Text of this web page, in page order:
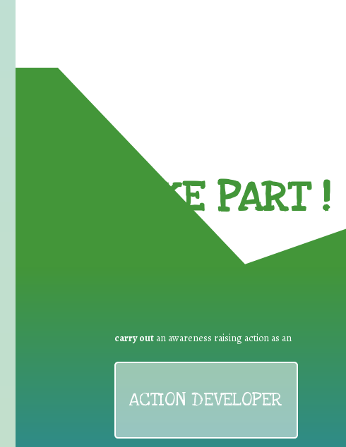
TAKE PART !
carry out an awareness raising action as an
ACTION DEVELOPER